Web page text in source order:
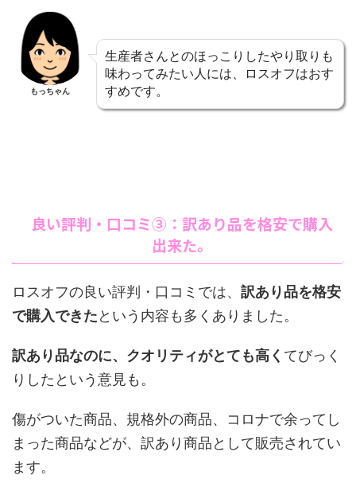
もっちゃん
生産者さんとのほっこりしたやり取りも
味わってみたい人には、ロスオフはおす
すめです。
良い評判・口コミ③：訳あり品を格安で購入
出来た。
ロスオフの良い評判・口コミでは、 訳あり品を格安
で購入できたという内容も多くありました。
訳あり品なのに、クオリティがとても高く てびっく
りしたという意見も。
傷がついた商品、規格外の商品、コロナで余ってし
まった商品などが、訳あり商品として販売されてい
ます。